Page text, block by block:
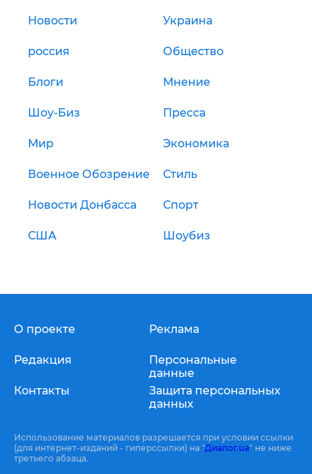
Новости Украина
россия Общество
Блоги Мнение
Шоу-Биз Пресса
Мир Экономика
Военное Обозрение Стиль
Новости Донбасса Спорт
США Шоубиз
О проекте
Редакция
Контакты
Реклама
Персональные
данные
Защита персональных
данных
Использование материалов разрешается при условии ссылки
(для интернет-изданий - гиперссылки) на "Диалог.ua" не ниже
третьего абзаца.